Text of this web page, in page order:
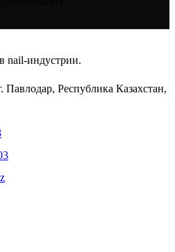
nail-индустрии.
Республика Казахстан,